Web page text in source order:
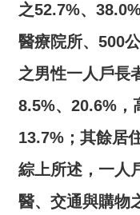
之52.7%、
醫療院所、 500
之男性一人戶長
8.5%、 20.6%
13.7% ；其餘居
綜上所述，一人
醫、交通與購物